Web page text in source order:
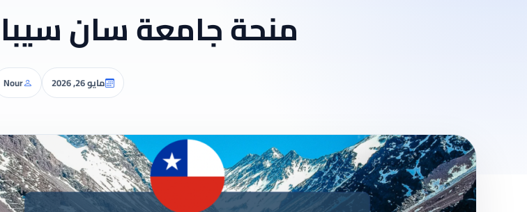
منحة جامعة سان
مايو 26, 2026 Nour